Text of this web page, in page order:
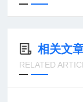
相关文
RELATED